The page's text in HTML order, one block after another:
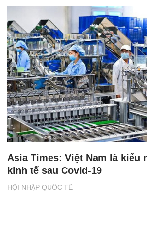
HỘI NHẬP QUỐC TẾ
Asia Times: Việt Nam là kiểu
kinh tế sau Covid-19